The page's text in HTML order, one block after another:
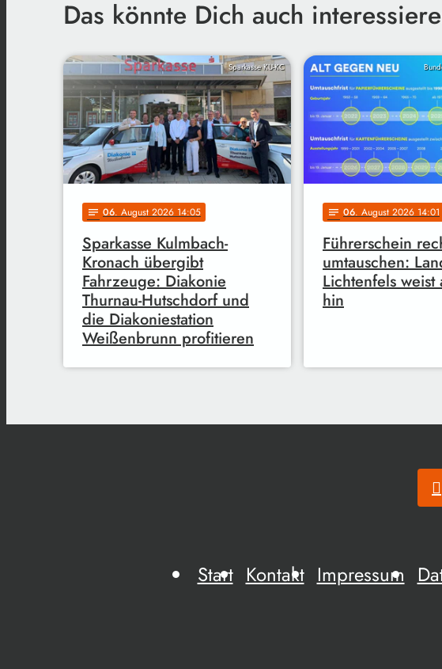
Das könnte Dich auch
Sparkasse KU-KC
notes 06. August 2026 14:05
Sparkasse Kulmbach-
Kronach übergibt
Fahrzeuge: Diakonie
Thurnau-Hutschdorf und
die Diakoniestation
Weißenbrunn profitieren
notes 06. August 2026 14:01
Führerschein
umtauschen:
Lichtenfels weist
hin
Start Kontakt Impressum